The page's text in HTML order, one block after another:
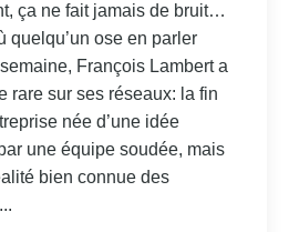
ça ne fait jamais de bruit…
quelqu’un ose en parler
François Lambert a
rare sur ses réseaux: la fin
née d’une idée
une équipe soudée, mais
bien connue des